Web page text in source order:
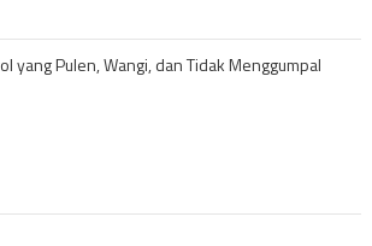
yang Pulen, Wangi, dan Tidak Menggumpal